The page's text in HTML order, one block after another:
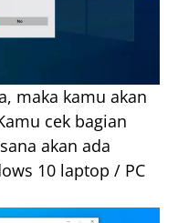
maka kamu akan
cek bagian
akan ada
10 laptop / PC